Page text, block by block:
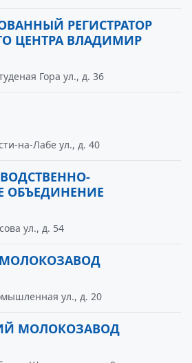
РЕГИСТРАТОР
ЦЕНТРА ВЛАДИМИР
Гора ул., д. 36
на-Лабе ул., д. 40
ОБЪЕДИНЕНИЕ
ул., д. 54
ул., д. 20
МОЛОКОЗАВОД